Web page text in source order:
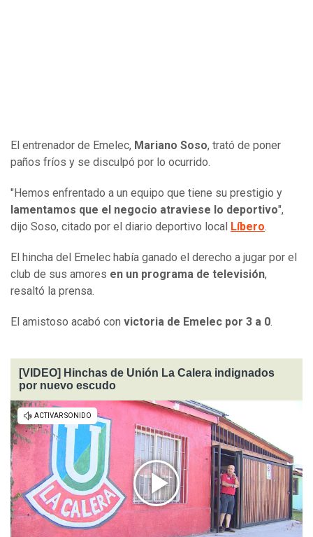
El entrenador de Emelec, Mariano Soso, trató de poner
paños fríos y se disculpó por lo ocurrido.
"Hemos enfrentado a un equipo que tiene su prestigio y
lamentamos que el negocio atraviese lo deportivo",
dijo Soso, citado por el diario deportivo local Líbero
El hincha del Emelec había ganado el derecho a jugar por el
club de sus amores en un programa de televisión,
resaltó la prensa.
El amistoso acabó con victoria de Emelec por 3 a 0
[VIDEO] Hinchas de Unión La Calera indignados
por nuevo escudo